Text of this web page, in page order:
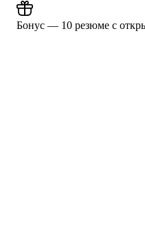
Бонус — 10 резюме с